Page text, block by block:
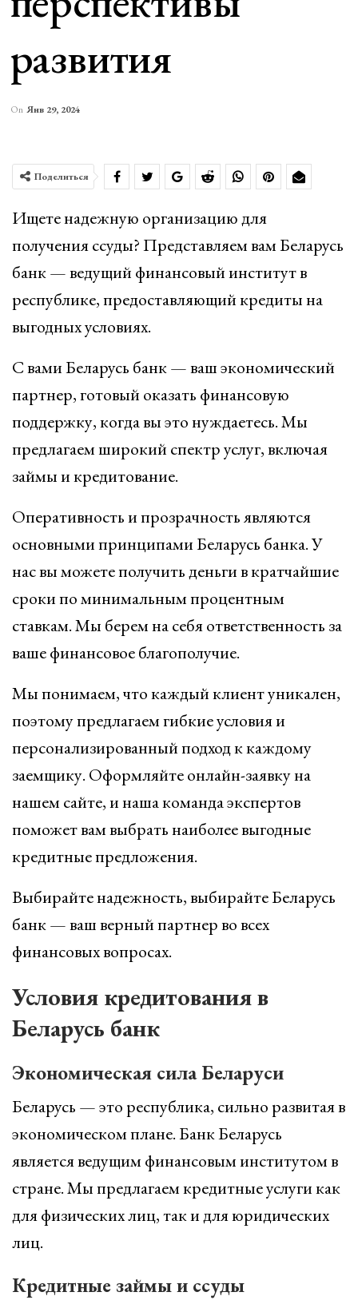
развития
On Янв 29, 2024
Поделиться
Ищете надежную организацию для
получения ссуды? Представляем вам Беларусь
банк — ведущий финансовый институт в
республике, предоставляющий кредиты на
выгодных условиях.
С вами Беларусь банк — ваш экономический
партнер, готовый оказать финансовую
поддержку, когда вы это нуждаетесь. Мы
предлагаем широкий спектр услуг, включая
займы и кредитование.
Оперативность и прозрачность являются
основными принципами Беларусь банка. У
нас вы можете получить деньги в кратчайшие
сроки по минимальным процентным
ставкам. Мы берем на себя ответственность за
ваше финансовое благополучие.
Мы понимаем, что каждый клиент уникален,
поэтому предлагаем гибкие условия и
персонализированный подход к каждому
заемщику. Оформляйте онлайн-заявку на
нашем сайте, и наша команда экспертов
поможет вам выбрать наиболее выгодные
кредитные предложения.
Выбирайте надежность, выбирайте Беларусь
банк — ваш верный партнер во всех
финансовых вопросах.
Условия кредитования в
Беларусь банк
Экономическая сила Беларуси
Беларусь — это республика, сильно развитая в
экономическом плане. Банк Беларусь
является ведущим финансовым институтом в
стране. Мы предлагаем кредитные услуги как
для физических лиц, так и для юридических
лиц.
Кредитные займы и ссуды